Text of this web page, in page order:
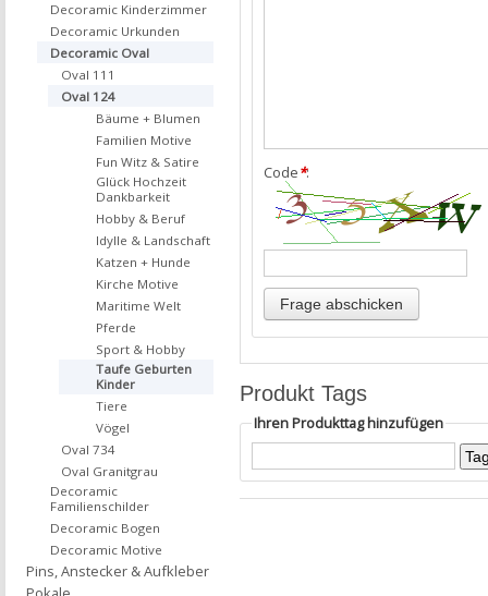
Code*:
Produkt Tags
Ihren Produkttag hinzufügen
Decoramic Kinderzimmer
Decoramic Urkunden
Decoramic Oval
Oval 111
Oval 124
Bäume + Blumen
Familien Motive
Fun Witz & Satire
Glück Hochzeit
Dankbarkeit
Hobby & Beruf
Idylle & Landschaft
Katzen + Hunde
Kirche Motive
Maritime Welt
Pferde
Sport & Hobby
Taufe Geburten
Kinder
Tiere
Vögel
Oval 734
Oval Granitgrau
Decoramic
Familienschilder
Decoramic Bogen
Decoramic Motive
Pins, Anstecker & Aufkleber